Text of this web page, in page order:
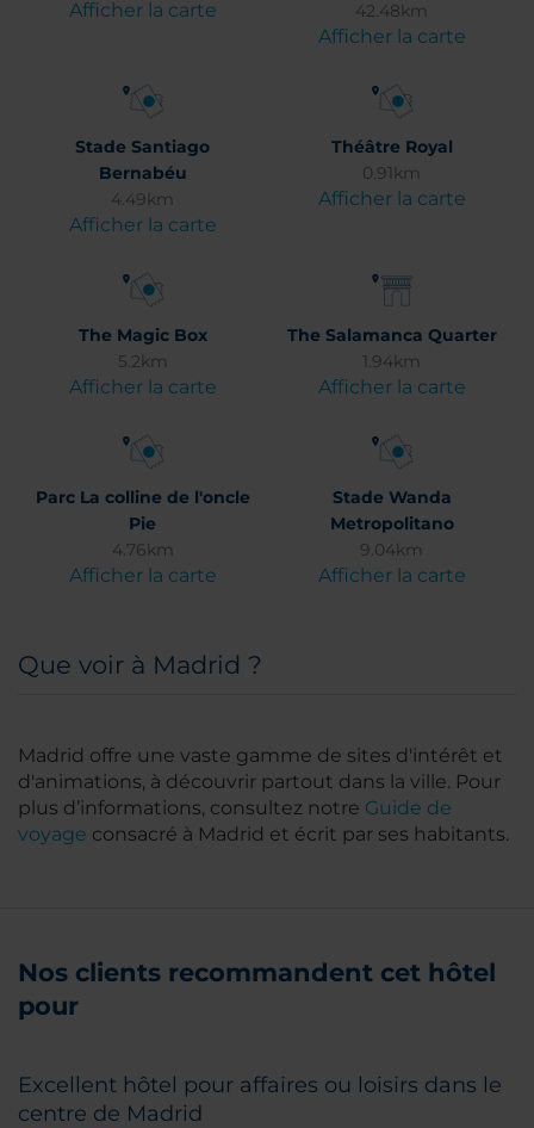
Afficher la carte 42.48km
Afficher la carte
Stade Santiago
Bernabéu
4.49km
Afficher la carte
Théâtre Royal
0.91km
Afficher la carte
The Magic Box
5.2km
Afficher la carte
The Salamanca Quarter
1.94km
Afficher la carte
Parc La colline de l'oncle
Pie
4.76km
Afficher la carte
Stade Wanda
Metropolitano
9.04km
Afficher la carte
Que voir à Madrid ?
Madrid offre une vaste gamme de sites d'intérêt et
d'animations, à découvrir partout dans la ville. Pour
plus d’informations, consultez notre Guide de
voyage consacré à Madrid et écrit par ses habitants.
Nos clients recommandent cet hôtel
pour
Excellent hôtel pour affaires ou loisirs dans le
centre de Madrid